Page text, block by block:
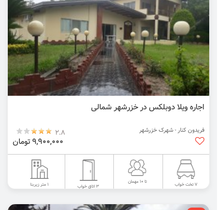
اجاره ویلا دوبلکس در خزرشهر شمالی
فریدون کنار - شهرک خزرشهر 2.8
9,900,000 تومان
7 تخت خواب تا 10 مهمان
3 اتاق خواب 1 متر زیربنا